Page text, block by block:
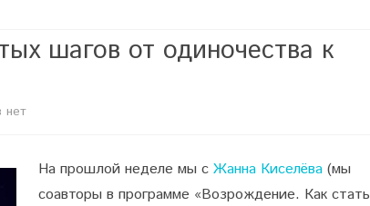
шагов от одиночества к
кнет
На прошлой неделе мы с Жанна Киселёва (мы
соавторы в программе «Возрождение. Как стать